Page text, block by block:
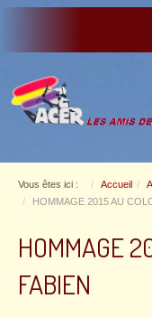
Vous êtes ici : Accueil
HOMMAGE 2015 AU
HOMMAGE
FABIEN